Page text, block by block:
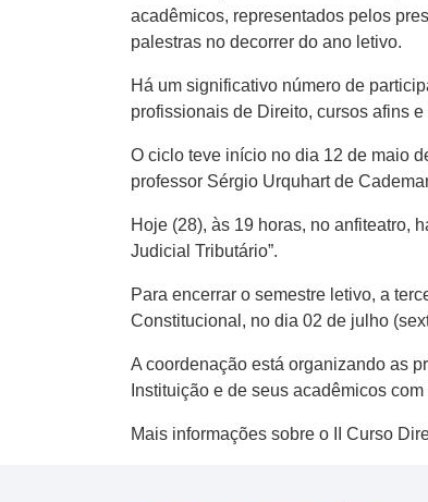
acadêmicos, representados pelos
palestras no decorrer do ano letivo.
Há um significativo número de
profissionais de Direito, cursos afins
O ciclo teve início no dia 12 de maio
professor Sérgio Urquhart de
Hoje (28), às 19 horas, no anfiteatro,
Judicial Tributário”.
Para encerrar o semestre letivo, a
Constitucional, no dia 02 de julho
A coordenação está organizando as
Instituição e de seus acadêmicos
Mais informações sobre o II Curso